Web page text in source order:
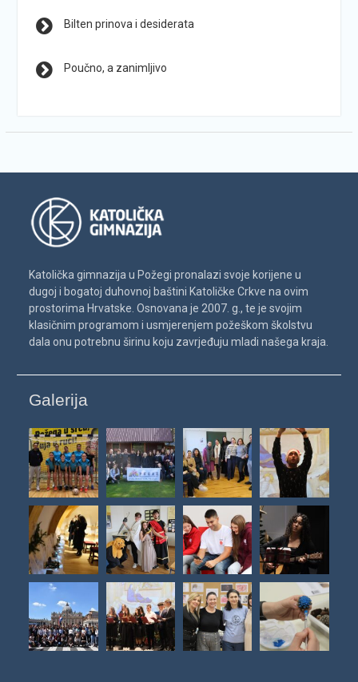
Bilten prinova i desiderata
Poučno, a zanimljivo
Katolička gimnazija u Požegi pronalazi svoje korijene u
dugoj i bogatoj duhovnoj baštini Katoličke Crkve na ovim
prostorima Hrvatske. Osnovana je 2007. g., te je svojim
klasičnim programom i usmjerenjem požeškom školstvu
dala onu potrebnu širinu koju zavrjeđuju mladi našega kraja.
Galerija